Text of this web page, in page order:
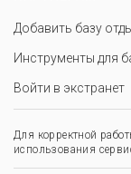
Добавить базу
Инструменты для
Войти в экстранет
Для корректной
использования